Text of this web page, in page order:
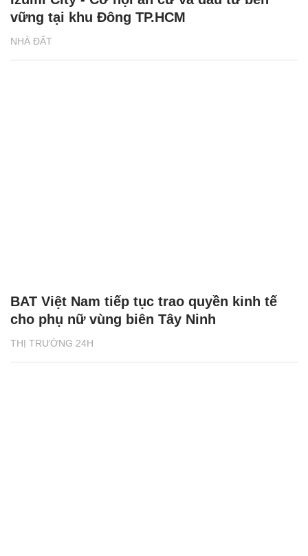
NHÀ ĐẤT
vững tại khu Đông TP.HCM
THỊ TRƯỜNG 24H
BAT Việt Nam tiếp tục trao quyền kinh tế
cho phụ nữ vùng biên Tây Ninh